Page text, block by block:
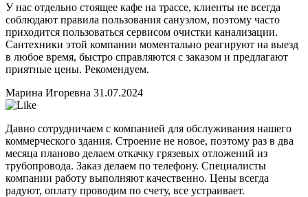
У нас отдельно стоящее кафе на трассе, клиенты не всегда
соблюдают правила пользования санузлом, поэтому часто
приходится пользоваться сервисом очистки канализации.
Сантехники этой компании моментально реагируют на выезд
в любое время, быстро справляются с заказом и предлагают
приятные цены. Рекомендуем.
Марина Игоревна 31.07.2024
Давно сотрудничаем с компанией для обслуживания нашего
коммерческого здания. Строение не новое, поэтому раз в два
месяца планово делаем откачку грязевых отложений из
трубопровода. Заказ делаем по телефону. Специалисты
компании работу выполняют качественно. Цены всегда
радуют, оплату проводим по счету, все устраивает.